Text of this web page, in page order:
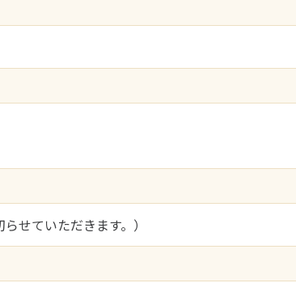
せていただきます。）